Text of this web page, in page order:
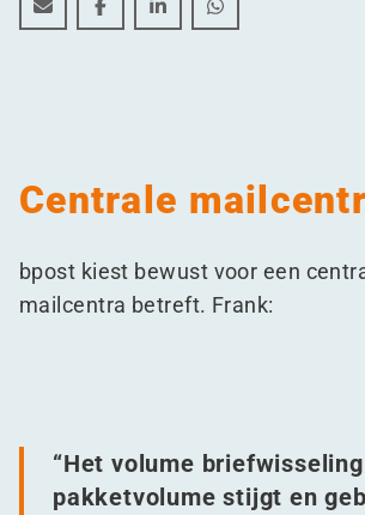
Dit is het nieuwe bpost mailcenter
Dit is het nieuwe bpost
Dit is het nieuwe
Dit is het
Centrale
bpost kiest bewust voor een
mailcentra betreft. Frank:
“Het volume
pakketvolume stijgt en